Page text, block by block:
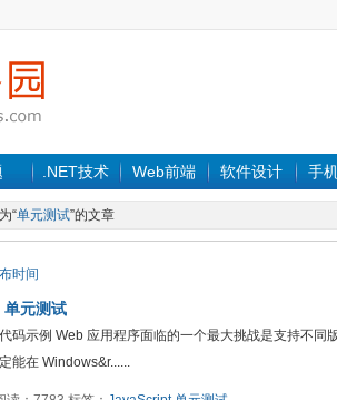
.NET技术 Web前端 软件设计 手
“单元测试”的文章
时间
元测试
码示例 Web 应用程序面临的一个最大挑战是支持不同
能在 Windows&r......